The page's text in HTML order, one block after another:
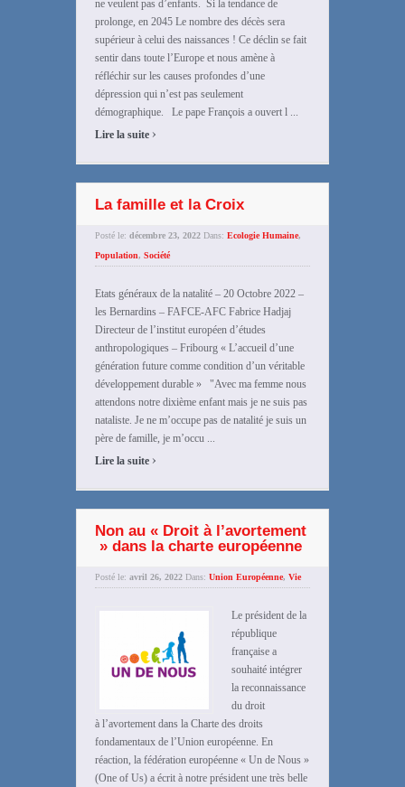
ne veulent pas d’enfants. Si la tendance de
prolonge, en 2045 Le nombre des décès sera
supérieur à celui des naissances ! Ce déclin se fait
sentir dans toute l’Europe et nous amène à
réfléchir sur les causes profondes d’une
dépression qui n’est pas seulement
démographique. Le pape François a ouvert l ...
Lire la suite ›
La famille et la Croix
Posté le: décembre 23, 2022 Dans: Ecologie Humaine,
Population, Société
Etats généraux de la natalité – 20 Octobre 2022 –
les Bernardins – FAFCE-AFC Fabrice Hadjaj
Directeur de l’institut européen d’études
anthropologiques – Fribourg « L’accueil d’une
génération future comme condition d’un véritable
développement durable » "Avec ma femme nous
attendons notre dixième enfant mais je ne suis pas
nataliste. Je ne m’occupe pas de natalité je suis un
père de famille, je m’occu ...
Lire la suite ›
Non au « Droit à l’avortement
» dans la charte européenne
Posté le: avril 26, 2022 Dans: Union Européenne, Vie
Le président de la
république
française a
souhaité intégrer
la reconnaissance
du droit
à l’avortement dans la Charte des droits
fondamentaux de l’Union européenne. En
réaction, la fédération européenne « Un de Nous »
(One of Us) a écrit à notre président une très belle